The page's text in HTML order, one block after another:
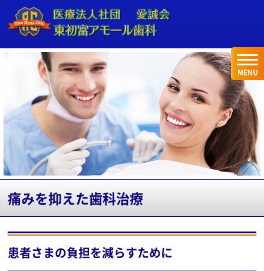
MENU
痛みを抑えた歯科治療
患者さまの負担を減らすために